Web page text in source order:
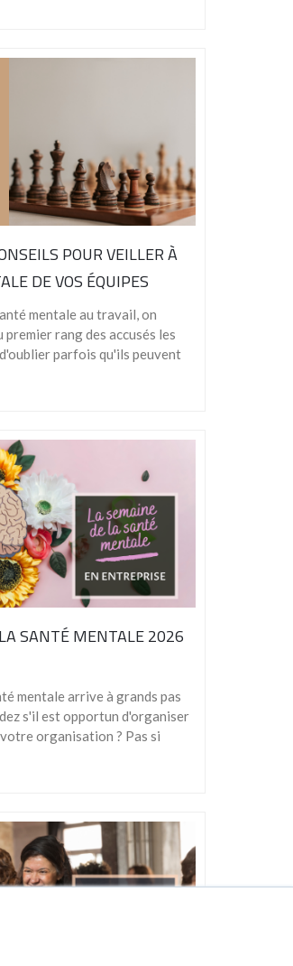
POUR VEILLER À
DE VOS ÉQUIPES
mentale au travail, on
rang des accusés les
parfois qu'ils peuvent
SANTÉ MENTALE 2026
mentale arrive à grands pas
s'il est opportun d'organiser
organisation ? Pas si